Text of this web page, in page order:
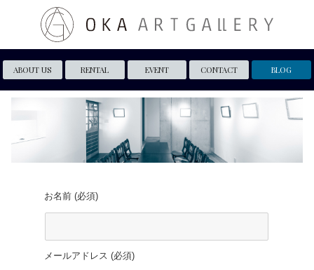
ABOUT US RENTAL EVENT CONTACT BLOG
お名前 (必須)
メールアドレス (必須)